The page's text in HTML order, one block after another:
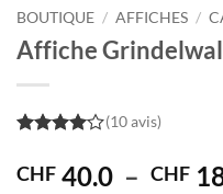
BOUTIQUE / AFFICHES /
Affiche
5
(10 avis)
CHF 40.0 – CHF